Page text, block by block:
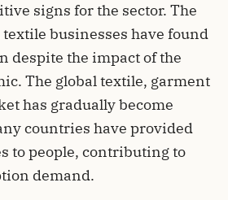
signs for the sector. The
businesses have found
despite the impact of the
The global textile, garment
has gradually become
countries have provided
to people, contributing to
demand.